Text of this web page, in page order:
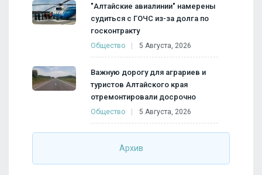
"Алтайские авиалинии" намерены
судиться с ГОЧС из-за долга по
госконтракту
Общество 5 Августа, 2026
Важную дорогу для аграриев и
туристов Алтайского края
отремонтировали досрочно
Общество 5 Августа, 2026
Архив